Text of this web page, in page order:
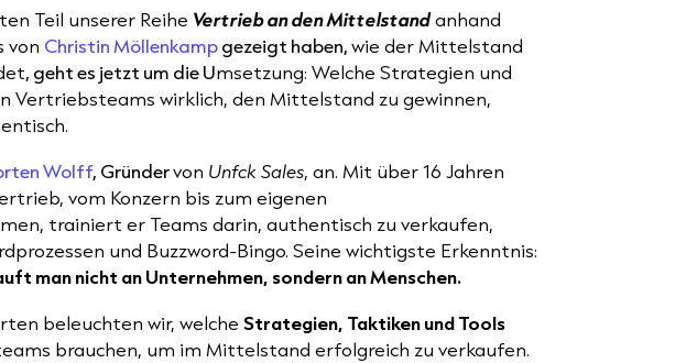
Teil unserer Reihe Vertrieb an den Mittelstandanhand
von Christin Möllenkampgezeigt haben,wie der Mittelstand
, geht es jetzt um die Umsetzung: Welche Strategien und
Vertriebsteams wirklich, den Mittelstand zu gewinnen,
Wolff, Gründervon Unfck Sales, an. Mit über 16 Jahren
vom Konzern bis zum eigenen
trainiert er Teams darin, authentisch zu verkaufen,
und Buzzword-Bingo. Seine wichtigste Erkenntnis:
man nicht an Unternehmen, sondern an Menschen.
beleuchten wir, welche Strategien, Taktiken und Tools
brauchen, um im Mittelstand erfolgreich zu verkaufen.